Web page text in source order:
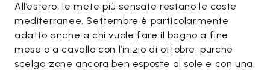
All’estero, le mete più sensate restano le coste
mediterranee. Settembre è particolarmente
adatto anche a chi vuole fare il bagno a fine
mese o a cavallo con l’inizio di ottobre, purché
scelga zone ancora ben esposte al sole e con una